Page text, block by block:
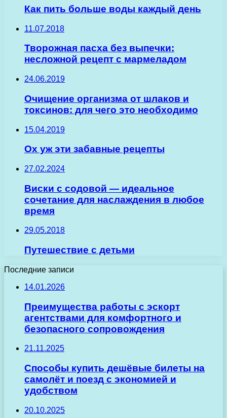
Как пить больше воды каждый день
11.07.2018
Творожная пасха без выпечки:
несложной рецепт с мармеладом
24.06.2019
Очищение организма от шлаков и
токсинов: для чего это необходимо
15.04.2019
Ох уж эти забавные рецепты
27.02.2024
Виски с содовой — идеальное
сочетание для наслаждения в любое
время
29.05.2018
Путешествие с детьми
Последние записи
14.01.2026
Преимущества работы с эскорт
агентствами для комфортного и
безопасного сопровождения
21.11.2025
Способы купить дешёвые билеты на
самолёт и поезд с экономией и
удобством
20.10.2025